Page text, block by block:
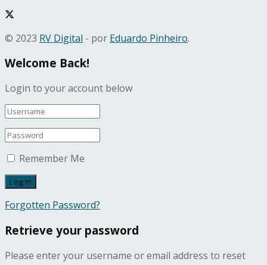
© 2023 RV Digital - por Eduardo Pinheiro.
Welcome Back!
Login to your account below
Remember Me
Forgotten Password?
Retrieve your password
Please enter your username or email address to reset